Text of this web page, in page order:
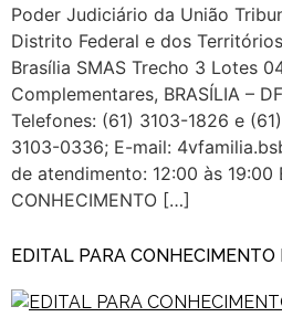
Poder Judiciário da União
Distrito Federal e dos
Brasília SMAS Trecho 3 Lotes
Complementares, BRASÍLIA –
Telefones: (61) 3103-1826 e
3103-0336; E-mail:
de atendimento: 12:00 às 19:00
CONHECIMENTO […]
EDITAL PARA CONHECIMENTO